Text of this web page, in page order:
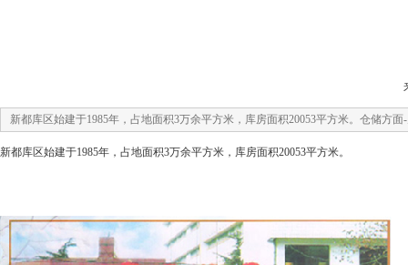
新都库区始建于1985年，占地面积3万余平方米，库房面积20053平方米。仓储
新都库区始建于1985年，占地面积3万余平方米，库房面积20053平方米。